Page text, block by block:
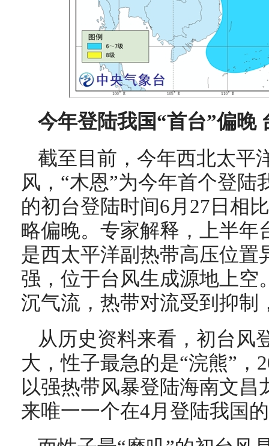
今年登陆我国“首台”偏晚
截至目前，今年西北太平
风，“木恩”为今年首个登
的初台登陆时间6月27日相
略偏晚。专家解释，上半年
是西太平洋副热带高压位置
强，位于台风生成源地上空
沉气流，热带对流受到抑制
从历史资料来看，初台风
大，性子最急的是“浣熊”，
以强热带风暴登陆海南文昌
来唯一一个在4月登陆我国